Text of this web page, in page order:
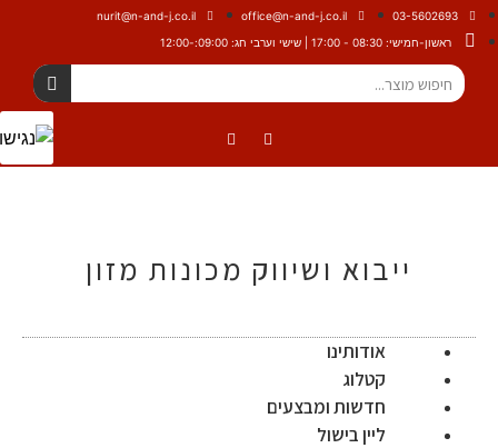
03-5602693
office@n-and-j.co.il
nurit@n-and-j.co.il
ראשון-חמישי: 08:30 - 17:00 | שישי וערבי חג: 09:00:-12:00
ייבוא ושיווק מכונות מזון
אודותינו
קטלוג
חדשות ומבצעים
ליין בישול